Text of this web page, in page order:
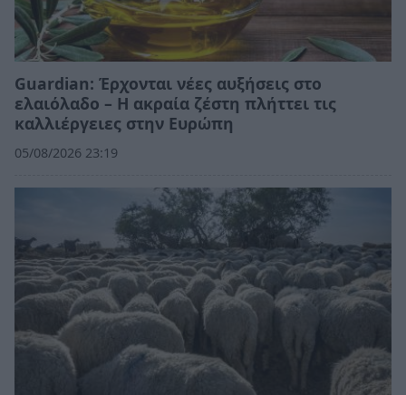
Guardian: Έρχονται νέες αυξήσεις στο
ελαιόλαδο – Η ακραία ζέστη πλήττει τις
καλλιέργειες στην Ευρώπη
05/08/2026 23:19